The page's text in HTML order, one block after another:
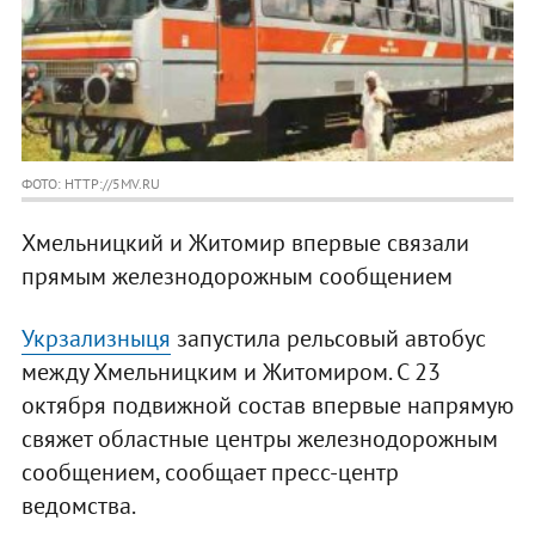
ФОТО: HTTP://5MV.RU
Хмельницкий и Житомир впервые связали
прямым железнодорожным сообщением
Укрзализныця запустила рельсовый автобус
между Хмельницким и Житомиром. С 23
октября подвижной состав впервые напрямую
свяжет областные центры железнодорожным
сообщением, сообщает пресс-центр
ведомства.